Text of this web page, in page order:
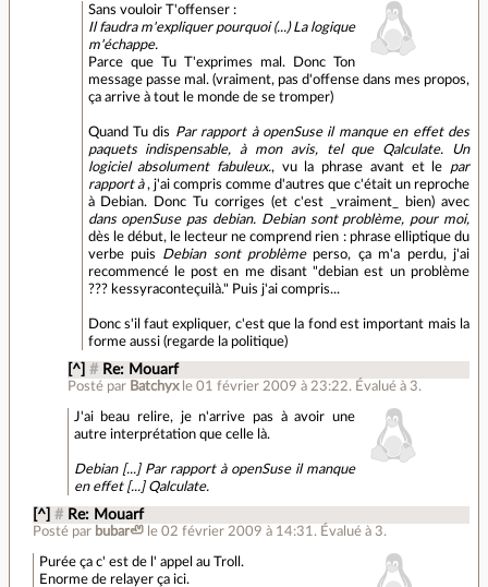
Sans vouloir T'offenser :
Il faudra m'expliquer pourquoi (...) La logique
m'échappe.
Parce que Tu T'exprimes mal. Donc Ton
message passe mal. (vraiment, pas d'offense dans mes propos,
ça arrive à tout le monde de se tromper)
Quand Tu dis Par rapport à openSuse il manque en effet des
paquets indispensable, à mon avis, tel que Qalculate. Un
logiciel absolument fabuleux., vu la phrase avant et le par
rapport à , j'ai compris comme d'autres que c'était un reproche
à Debian. Donc Tu corriges (et c'est _vraiment_ bien) avec
dans openSuse pas debian. Debian sont problème, pour moi,
dès le début, le lecteur ne comprend rien : phrase elliptique du
verbe puis Debian sont problèmeperso, ça m'a perdu, j'ai
recommencé le post en me disant "debian est un problème
??? kessyraconteçuilà." Puis j'ai compris...
Donc s'il faut expliquer, c'est que la fond est important mais la
forme aussi (regarde la politique)
[^] # Re: Mouarf
Posté par Batchyx le 01 février 2009 à 23:22. Évalué à 3.
J'ai beau relire, je n'arrive pas à avoir une
autre interprétation que celle là.
Debian [...] Par rapport à openSuse il manque
en effet [...] Qalculate.
[^] # Re: Mouarf
Posté par bubar🦥 le 02 février 2009 à 14:31 . Évalué à 3.
Purée ça c' est de l' appel au Troll.
Enorme de relayer ça ici.